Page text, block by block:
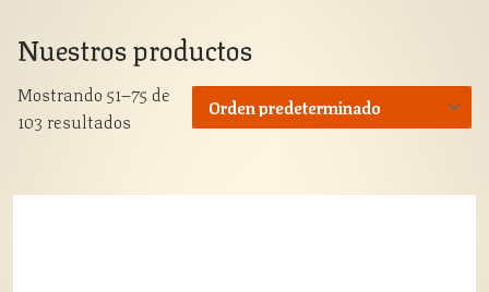
Nuestros productos
Mostrando 51–75 de
103 resultados